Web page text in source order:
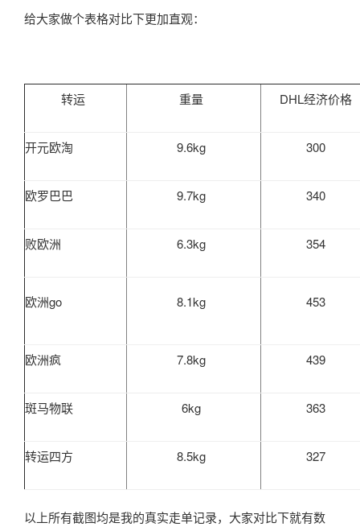
给大家做个表格对比下更加直观：
转运 重量 DHL经济价格
开元欧淘 9.6kg 300
欧罗巴巴 9.7kg 340
败欧洲 6.3kg 354
欧洲go 8.1kg 453
欧洲疯 7.8kg 439
斑马物联 6kg 363
转运四方 8.5kg 327
以上所有截图均是我的真实走单记录，大家对比下就有数